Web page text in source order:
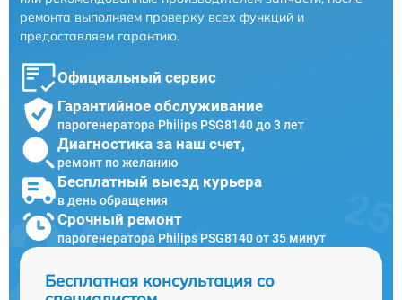
ремонта выполняем проверку всех функций и
предоставляем гарантию.
Официальный сервис
Гарантийное обслуживание
парогенератора Philips PSG8140 до 3 лет
Диагностика за наш счет,
ремонт по желанию
Бесплатный выезд курьера
в день обращения
Срочный ремонт
парогенератора Philips PSG8140 от 35 минут
Бесплатная консультация со